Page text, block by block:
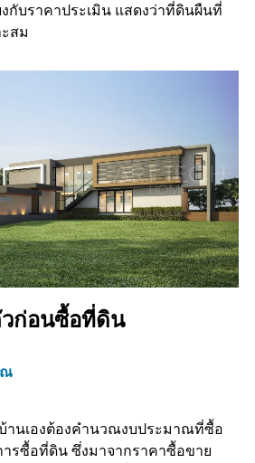
กับราคาประเมิน แสดงว่าที่ดินผืนที่
สม
วก่อนซื้อที่ดิน
ณ
านเองต้องคำนวณงบประมาณที่ซื้อ
รซื้อที่ดิน ซึ่งมาจากราคาซื้อขาย